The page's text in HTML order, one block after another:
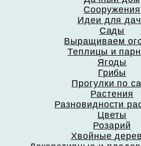
Сооружения
Идеи для
Сады
Выращиваем
Теплицы и
Ягоды
Грибы
Прогулки по
Растения
Разновидности
Цветы
Розарий
Хвойные